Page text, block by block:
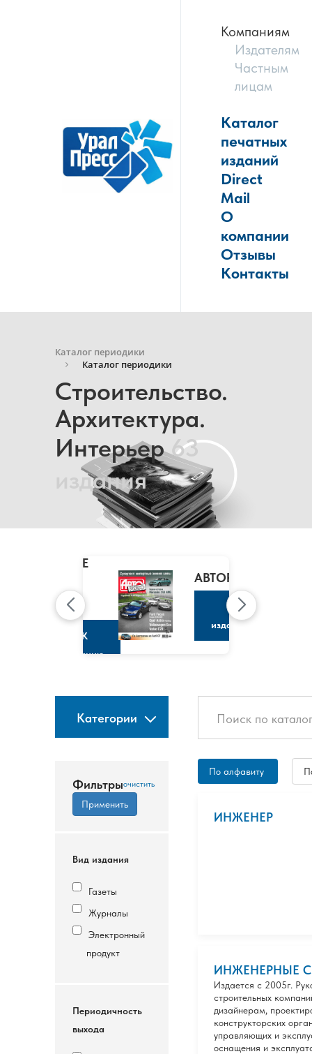
Компаниям
Издателям
Частным
лицам
Каталог
печатных
изданий
Direct
Mail
О
компании
Отзывы
Контакты
Каталог периодики
Каталог периодики
Строительство.
Архитектура.
Интерьер63
издания
CLAIRE
МАРИ
КЛЭР
К
изданию
АВТОРЕВЮ
К
изданию
Категории
Фильтры
Вид издания
Газеты
Журналы
Электронный
продукт
Периодичность
выхода
По алфавиту
ИНЖЕНЕР
ИНЖЕНЕРНЫЕ
Издается с 2005г.
строительных
дизайнерам,
конструкторских
управляющих и
оснащения и